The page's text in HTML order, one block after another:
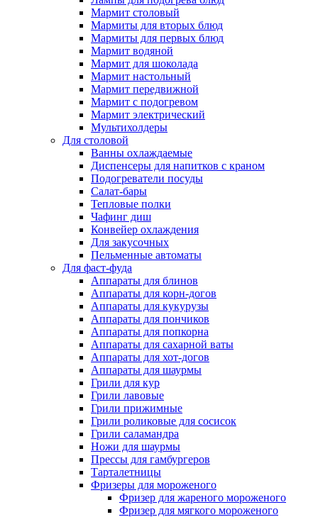
Мармит столовый
Мармиты для вторых блюд
Мармиты для первых блюд
Мармит водяной
Мармит для шоколада
Мармит настольный
Мармит передвижной
Мармит с подогревом
Мармит электрический
Мультихолдеры
Для столовой
Ванны охлаждаемые
Диспенсеры для напитков с краном
Подогреватели посуды
Салат-бары
Тепловые полки
Чафинг диш
Конвейер охлаждения
Для закусочных
Пельменные автоматы
Для фаст-фуда
Аппараты для блинов
Аппараты для корн-догов
Аппараты для кукурузы
Аппараты для пончиков
Аппараты для попкорна
Аппараты для сахарной ваты
Аппараты для хот-догов
Аппараты для шаурмы
Грили для кур
Грили лавовые
Грили прижимные
Грили роликовые для сосисок
Грили саламандра
Ножи для шаурмы
Прессы для гамбургеров
Тарталетницы
Фризеры для мороженого
Фризер для жареного мороженого
Фризер для мягкого мороженого